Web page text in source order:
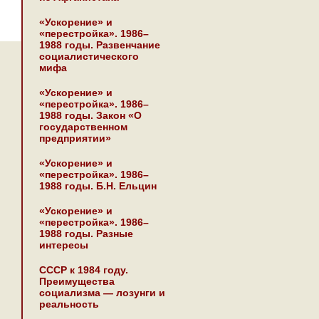
«Ускорение» и
«перестройка». 1986–
1988 годы. Развенчание
социалистического
мифа
«Ускорение» и
«перестройка». 1986–
1988 годы. Закон «О
государственном
предприятии»
«Ускорение» и
«перестройка». 1986–
1988 годы. Б.Н. Ельцин
«Ускорение» и
«перестройка». 1986–
1988 годы. Разные
интересы
СССР к 1984 году.
Преимущества
социализма — лозунги и
реальность